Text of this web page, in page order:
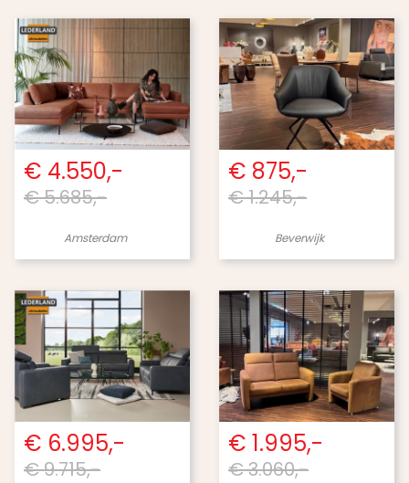
€ 4.550,-
€ 5.685,-
Amsterdam
€ 875,-
€ 1.245,-
Beverwijk
€ 6.995,-
€ 9.715,-
€ 1.995,-
€ 3.060,-